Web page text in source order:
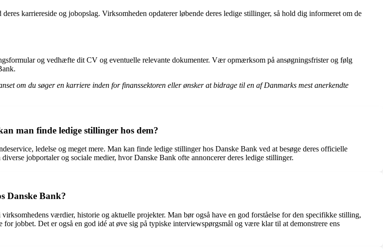
karriereside og jobopslag. Virksomheden opdaterer løbende deres ledige stillinger, så hold dig informeret om de
og vedhæfte dit CV og eventuelle relevante dokumenter. Vær opmærksom på ansøgningsfrister og følg
om du søger en karriere inden for finanssektoren eller ønsker at bidrage til en af Danmarks mest anerkendte
man finde ledige stillinger hos dem?
ledelse og meget mere. Man kan finde ledige stillinger hos Danske Bank ved at besøge deres officielle
jobportaler og sociale medier, hvor Danske Bank ofte annoncerer deres ledige stillinger.
Danske Bank?
værdier, historie og aktuelle projekter. Man bør også have en god forståelse for den specifikke stilling,
for jobbet. Det er også en god idé at øve sig på typiske interviewspørgsmål og være klar til at demonstrere ens